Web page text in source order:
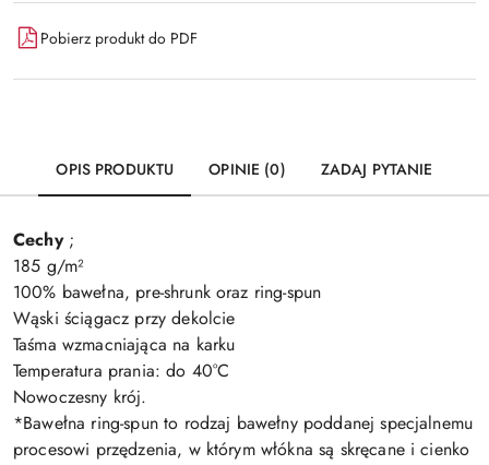
Pobierz produkt do PDF
OPIS PRODUKTU OPINIE (0) ZADAJ PYTANIE
Cechy ;
185 g/m²
100% bawełna, pre-shrunk oraz ring-spun
Wąski ściągacz przy dekolcie
Taśma wzmacniająca na karku
Temperatura prania: do 40°C
Nowoczesny krój.
*Bawełna ring-spun to rodzaj bawełny poddanej specjalnemu
procesowi przędzenia, w którym włókna są skręcane i cienko